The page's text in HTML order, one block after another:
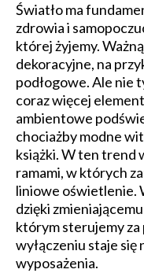
Światło ma
zdrowia i
której żyjemy.
dekoracyjne, na
podłogowe. Ale nie
coraz więcej
ambientowe
chociażby modne
książki. W ten trend
ramami, w których
liniowe oświetlenie.
dzięki
którym sterujemy za
wyłączeniu staje
wyposażenia.